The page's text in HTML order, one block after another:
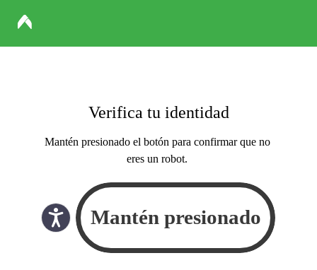
Verifica tu identidad
Mantén presionado el botón para confirmar que no
eres un robot.